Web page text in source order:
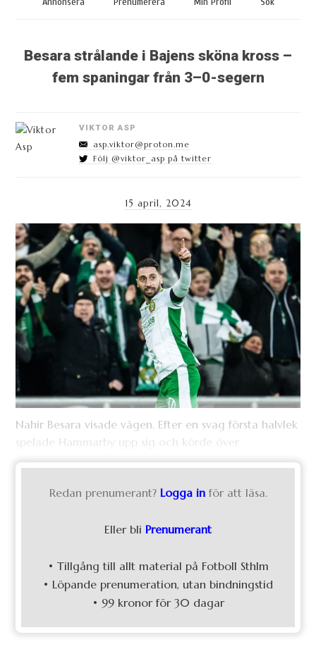
Besara strålande i Bajens sköna kross –
fem spaningar från 3–0-segern
VIKTOR ASP
asp.viktor@proton.me
Följ @viktor_asp på twitter
15 april, 2024
Nahir Besara visade vägen. Efter en svag första halvlek
spelade Hammarby upp sig och körde över
Redan prenumerant? Logga in för att läsa.
Eller bli Prenumerant
• Tillgång till allt material på Fotboll Sthlm
• Löpande prenumeration, utan bindningstid
• 99 kronor för 30 dagar